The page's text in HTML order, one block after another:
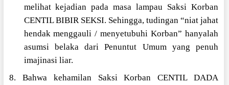
melihat kejadian pada masa lampau Saksi Korban
CENTIL BIBIR SEKSI. Sehingga, tudingan “niat jahat
hendak menggauli / menyetubuhi Korban” hanyalah
asumsi belaka dari Penuntut Umum yang penuh
imajinasi liar.
8. Bahwa kehamilan Saksi Korban CENTIL DADA